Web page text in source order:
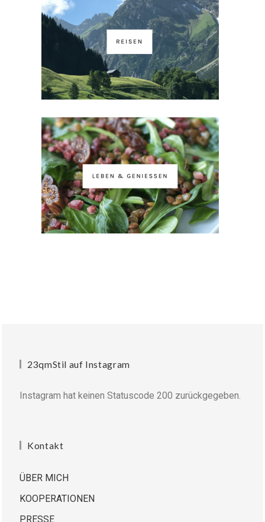
23qmStil auf Instagram
Instagram hat keinen Statuscode 200 zurückgegeben.
Kontakt
ÜBER MICH
KOOPERATIONEN
PRESSE